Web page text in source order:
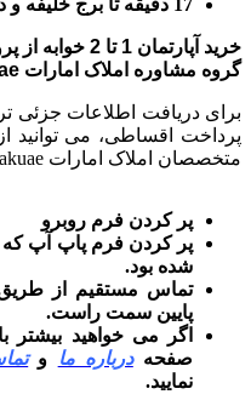
17 دقیقه تا برج خلیفه و دبی مال
خرید آپارتمان
گروه مشاوره املاک امارات Amlakuae
برای دریافت اطلاعات جزئی
پرداخت اقساطی، می توانید
متخصصان املاک امارات Amlakuae در ارتباط باشید:
پر کردن فرم روبرو
پر کردن فرم پاپ آپ که
شده بود.
تماس مستقیم از
پایین سمت راست.
اگر می خواهید بیشتر
صفحهدرباره ما و
نمایید.